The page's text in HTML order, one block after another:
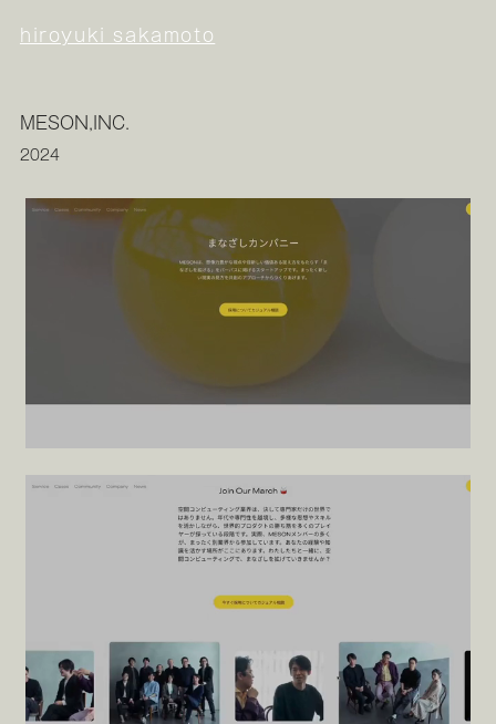
hiroyuki sakamoto
MESON,INC.
2024